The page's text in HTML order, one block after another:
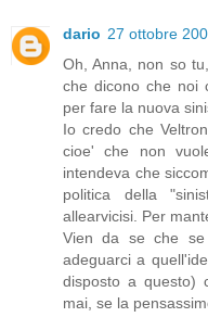
dario 27 ottobre
Oh, Anna, non so
che dicono che noi
per fare la nuova
Io credo che
cioe' che non
intendeva che
politica della
allearvicisi. Per
Vien da se che se
adeguarci a
disposto a questo)
mai, se la